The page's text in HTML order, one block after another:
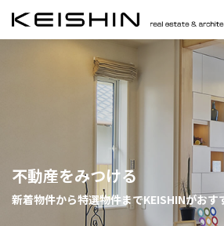
不動産をみつける
新着物件から特選物件までKEISHINがおす